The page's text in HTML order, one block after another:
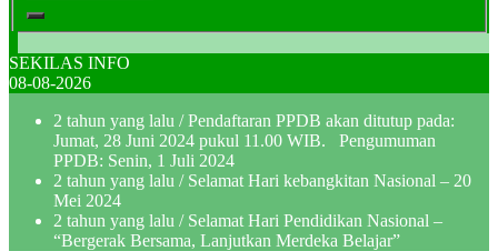
SEKILAS INFO
08-08-2026
2 tahun yang lalu / Pendaftaran PPDB akan ditutup pada:
Jumat, 28 Juni 2024 pukul 11.00 WIB. Pengumuman
PPDB: Senin, 1 Juli 2024
2 tahun yang lalu / Selamat Hari kebangkitan Nasional – 20
Mei 2024
2 tahun yang lalu / Selamat Hari Pendidikan Nasional –
“Bergerak Bersama, Lanjutkan Merdeka Belajar”